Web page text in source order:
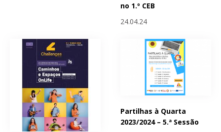
no 1.º CEB
24.04.24
Partilhas à Quarta
2023/2024 – 5.ª Sessão